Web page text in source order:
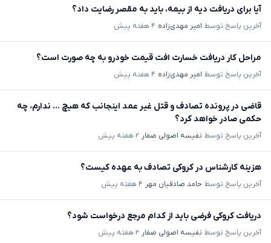
آیا برای دریافت دیه از بیمه، باید به مقصر رضایت داد؟
آخرین پاسخ توسط امیر مهدی‌زاده ۴ هفته پیش
مراحل کار دریافت خسارت افت قیمت خودرو به چه صورت است؟
آخرین پاسخ توسط امیر مهدی‌زاده ۴ هفته پیش
قاضی در پرونده تصادف و قتل غیر عمد اینجانب که هیچ ... ندارم، چه
حکمی صادر خواهد کرد؟
آخرین پاسخ توسط نفیسه اصولی صفار ۲ هفته پیش
هزینه کارشناس در کروکی تصادف به عهده کیست؟
آخرین پاسخ توسط حامد صادقیان مهر ۴ هفته پیش
دریافت کروکی فرضی باید از کدام مرجع درخواست شود؟
آخرین پاسخ توسط نفیسه اصولی صفار ۲ هفته پیش